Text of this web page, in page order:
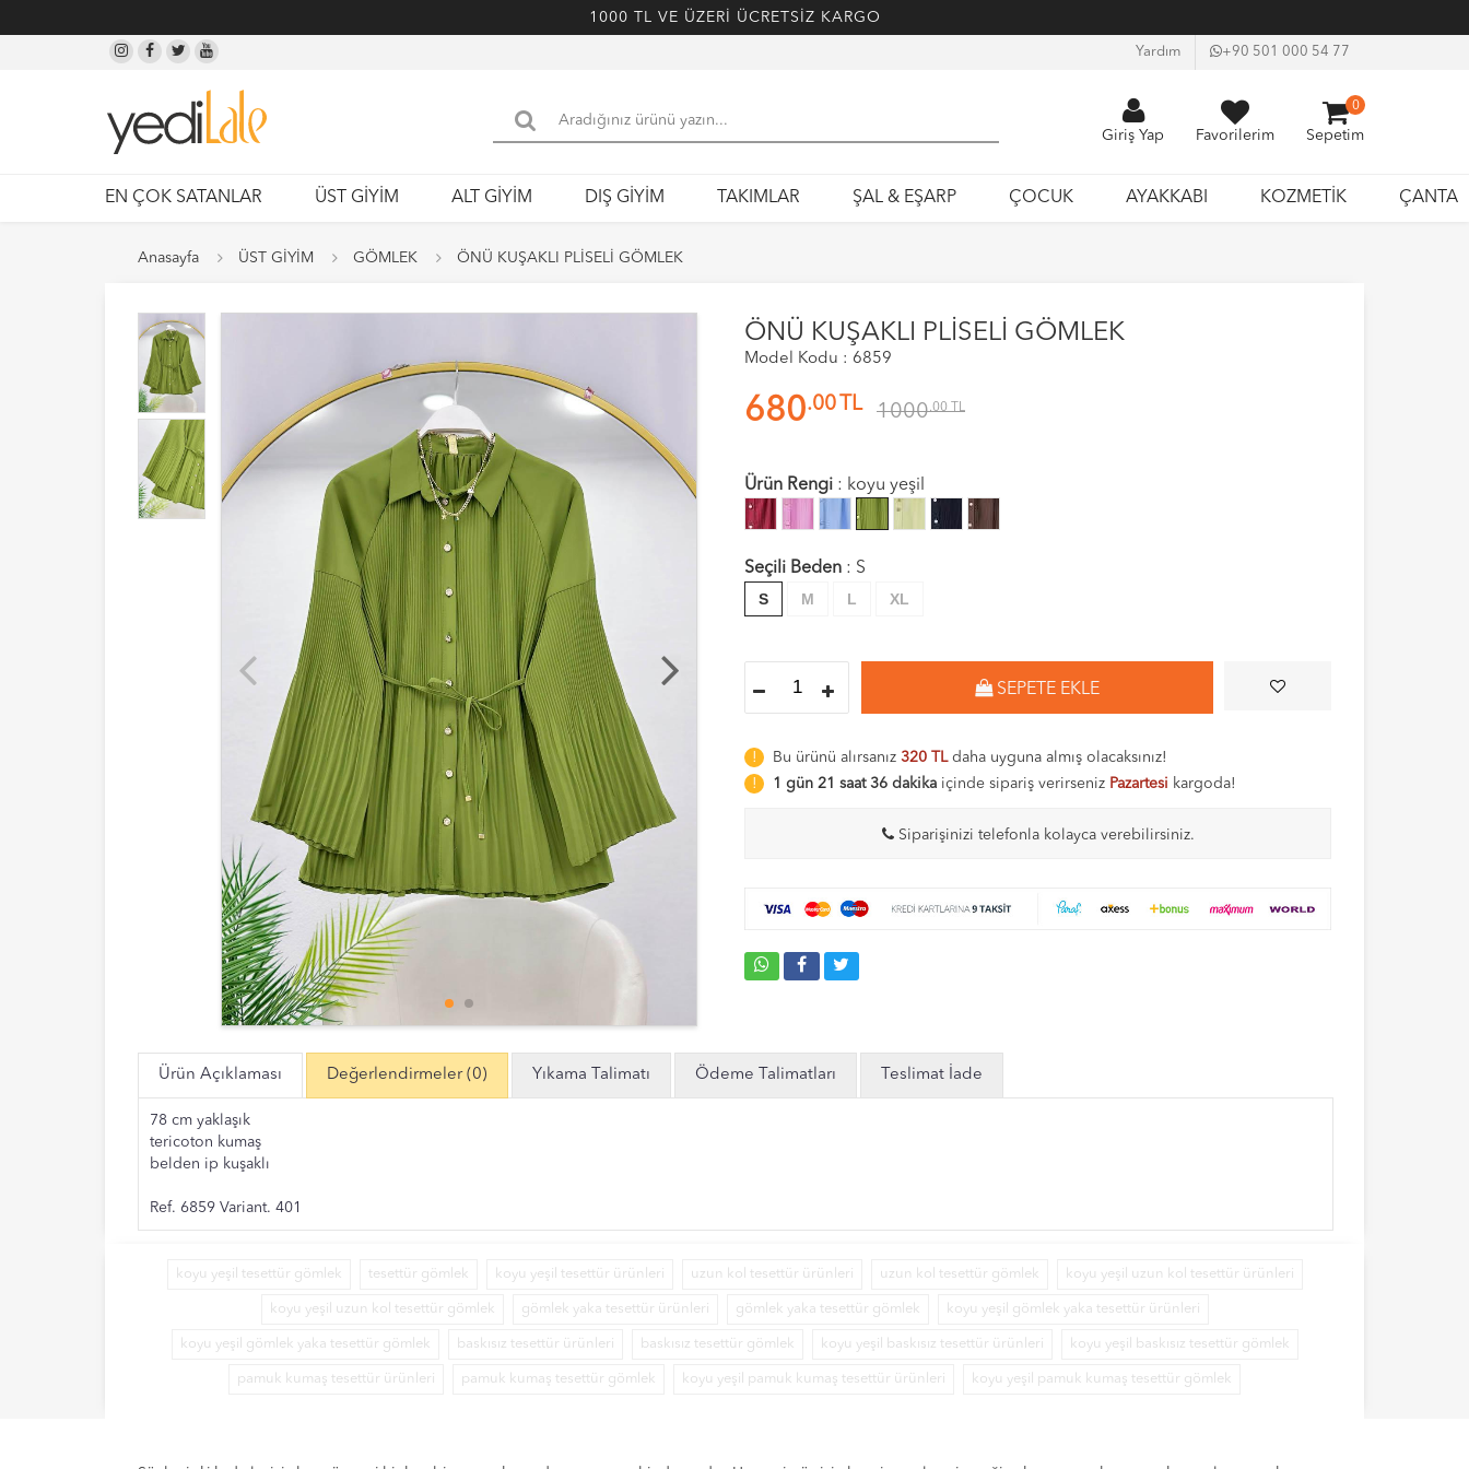
1000 TL VE ÜZERİ ÜCRETSİZ KARGO
Yardım +90 501 000 54 77
Giriş Yap Favorilerim Sepetim
0
EN ÇOK SATANLAR ÜST GİYİM ALT GİYİM DIŞ GİYİM TAKIMLAR ŞAL & EŞARP ÇOCUK AYAKKABI KOZMETİK ÇANTA
Anasayfa ÜST GİYİM GÖMLEK ÖNÜ KUŞAKLI PLİSELİ GÖMLEK
ÖNÜ KUŞAKLI PLİSELİ GÖMLEK
Model Kodu : 6859
680.00 TL 1000.00 TL
Ürün Rengi : koyu yeşil
Seçili Beden : S
S
M L XL
SEPETE EKLE
Bu ürünü alırsanız 320 TLdaha uyguna almış olacaksınız!
1 gün 21 saat 36 dakika içinde sipariş verirseniz Pazartesi kargoda!
Siparişinizi telefonla kolayca verebilirsiniz.
Ürün Açıklaması Değerlendirmeler (0) Yıkama Talimatı Ödeme Talimatları Teslimat İade
78 cm yaklaşık
tericoton kumaş
belden ip kuşaklı
Ref. 6859 Variant. 401
koyu yeşil tesettür gömlek tesettür gömlek koyu yeşil tesettür ürünleri uzun kol tesettür ürünleri uzun kol tesettür gömlek koyu yeşil uzun kol tesettür ürünleri
koyu yeşil uzun kol tesettür gömlek gömlek yaka tesettür ürünleri gömlek yaka tesettür gömlek koyu yeşil gömlek yaka tesettür ürünleri
koyu yeşil gömlek yaka tesettür gömlek baskısız tesettür ürünleri baskısız tesettür gömlek koyu yeşil baskısız tesettür ürünleri koyu yeşil baskısız tesettür gömlek
pamuk kumaş tesettür ürünleri pamuk kumaş tesettür gömlek koyu yeşil pamuk kumaş tesettür ürünleri koyu yeşil pamuk kumaş tesettür gömlek